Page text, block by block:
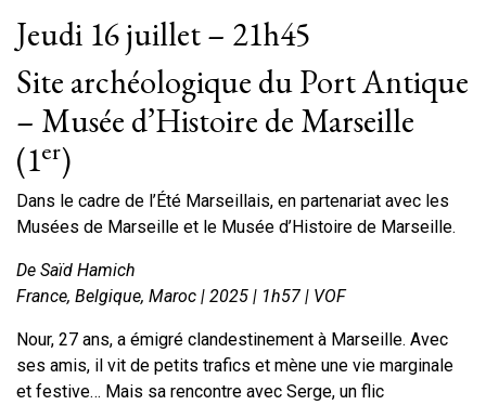
Jeudi 16 juillet – 21h45
Site archéologique du Port Antique
– Musée d’Histoire de Marseille
(1er)
Dans le cadre de l’Été Marseillais, en partenariat avec les
Musées de Marseille et le Musée d’Histoire de Marseille.
De Saïd Hamich
France, Belgique, Maroc | 2025 | 1h57 | VOF
Nour, 27 ans, a émigré clandestinement à Marseille. Avec
ses amis, il vit de petits trafics et mène une vie marginale
et festive… Mais sa rencontre avec Serge, un flic